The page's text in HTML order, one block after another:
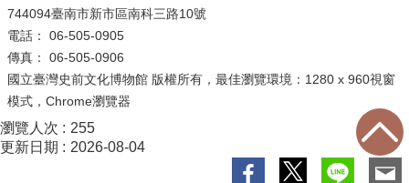
服
務
信
箱
網
站
導
744094臺南市新市區南科三路10號
電話： 06-505-0905
傳真： 06-505-0906
國立臺灣史前文化博物館 版權所有，最佳瀏覽環境：1280 x 960視窗
模式，Chrome瀏覽器
瀏覽人次
255
更新日期
2026-08-04